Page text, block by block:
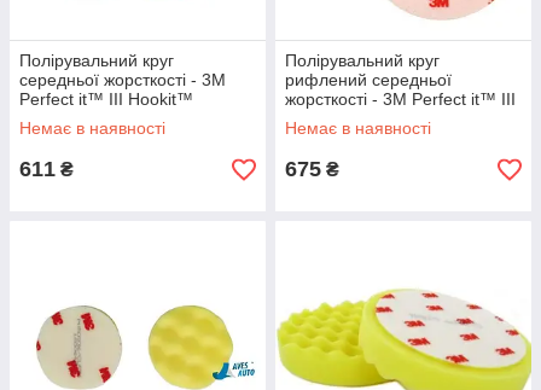
Полірувальний круг
середньої жорсткості - 3M
Perfect it™ III Hookit™
помаранчевий 150 мм.
(09550)
Немає в наявності
611 ₴
Полірувальний круг
рифлений середньої
жорсткості - 3M Perfect it™ III
Hookit™ помаранчевий 150
мм. (50456)
Немає в наявності
675 ₴